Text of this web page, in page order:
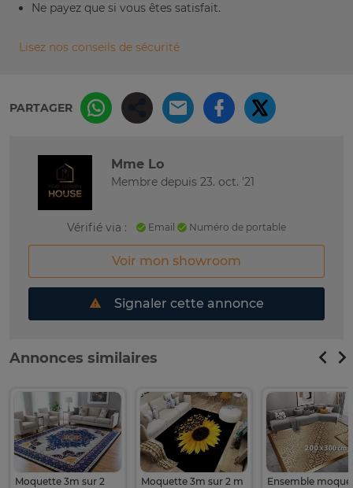
Ne payez que si vous êtes satisfait.
Lisez nos conseils de sécurité
PARTAGER
Mme Lo
Membre depuis 23. oct. '21
Vérifié via : Email Numéro de portable
Voir mon showroom
Signaler cette annonce
Annonces similaires
Moquette 3m sur 2 Moquette 3m sur 2 m